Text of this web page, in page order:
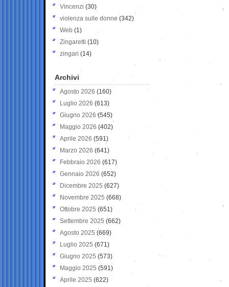
Vincenzi (30)
violenza sulle donne (342)
Web (1)
Zingaretti (10)
zingari (14)
Archivi
Agosto 2026 (160)
Luglio 2026 (613)
Giugno 2026 (545)
Maggio 2026 (402)
Aprile 2026 (591)
Marzo 2026 (641)
Febbraio 2026 (617)
Gennaio 2026 (652)
Dicembre 2025 (627)
Novembre 2025 (668)
Ottobre 2025 (651)
Settembre 2025 (662)
Agosto 2025 (669)
Luglio 2025 (671)
Giugno 2025 (573)
Maggio 2025 (591)
Aprile 2025 (622)